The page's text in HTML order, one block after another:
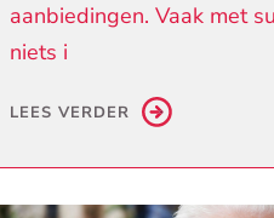
aanbiedingen. Vaak met
niets i
LEES VERDER